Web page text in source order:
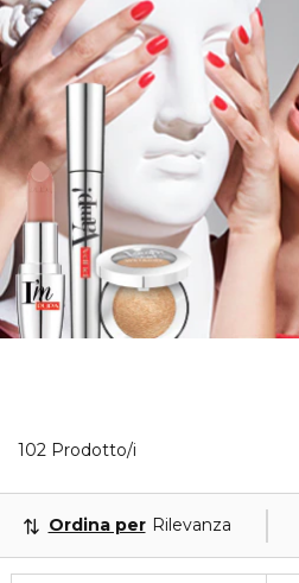
102 Prodotto/i
Ordina per Rilevanza